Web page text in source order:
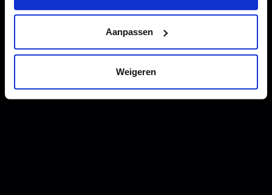
https://www.hku.nl/privacy-statement-en-
Aanpassen
Weigeren